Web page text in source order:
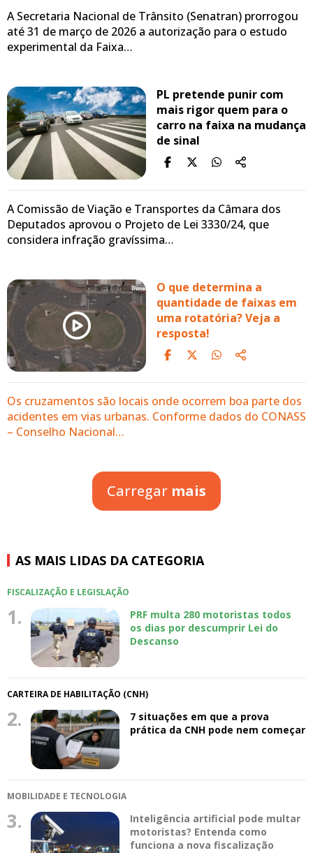
A Secretaria Nacional de Trânsito (Senatran) prorrogou
até 31 de março de 2026 a autorização para o estudo
experimental da Faixa…
PL pretende punir com
mais rigor quem para o
carro na faixa na mudança
de sinal
A Comissão de Viação e Transportes da Câmara dos
Deputados aprovou o Projeto de Lei 3330/24, que
considera infração gravíssima…
O que determina a
quantidade de faixas em
uma rotatória? Veja a
resposta!
Os cruzamentos são locais onde ocorrem boa parte dos
acidentes em vias urbanas. Conforme dados do CONASS
– Conselho Nacional…
Carregar mais
AS MAIS LIDAS DA CATEGORIA
FISCALIZAÇÃO E LEGISLAÇÃO
1.
PRF multa 280 motoristas todos
os dias por descumprir Lei do
Descanso
CARTEIRA DE HABILITAÇÃO (CNH)
2.
7 situações em que a prova
prática da CNH pode nem começar
MOBILIDADE E TECNOLOGIA
3.
Inteligência artificial pode multar
motoristas? Entenda como
funciona a nova fiscalização